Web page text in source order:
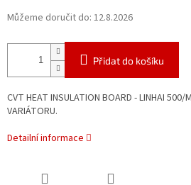
Můžeme doručit do: 12.8.2026
Přidat do košíku
CVT HEAT INSULATION BOARD - LINHAI 500/
VARIÁTORU.
Detailní informace